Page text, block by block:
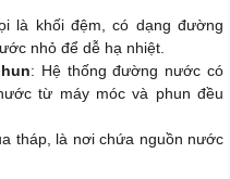
là khối đệm, có dạng đường
nhỏ để dễ hạ nhiệt.
: Hệ thống đường nước có
từ máy móc và phun đều
tháp, là nơi chứa nguồn nước